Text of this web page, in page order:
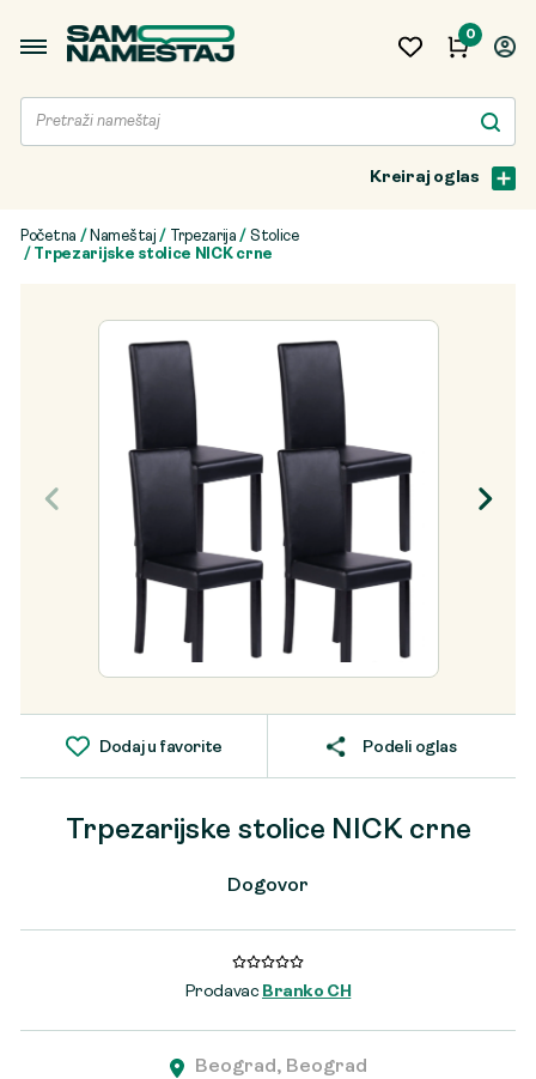
0
Kreiraj oglas
Početna / Nameštaj / Trpezarija / Stolice
/ Trpezarijske stolice NICK crne
Dodaj u favorite Podeli oglas
Trpezarijske stolice NICK crne
Dogovor
Prodavac Branko CH
Beograd, Beograd